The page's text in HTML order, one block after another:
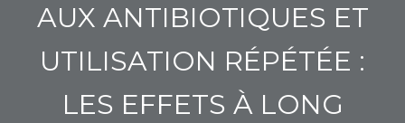
AUX ANTIBIOTIQUES ET
UTILISATION RÉPÉTÉE :
LES EFFETS À LONG